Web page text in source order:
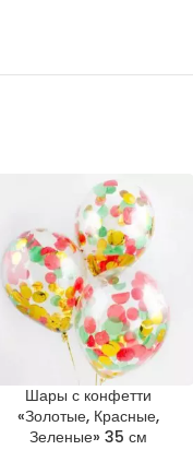
Шары с конфетти
«Золотые, Красные,
Зеленые» 35 см